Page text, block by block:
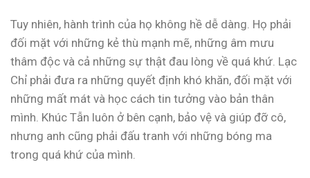
Tuy nhiên, hành trình của họ không hề dễ dàng. Họ phải
đối mặt với những kẻ thù mạnh mẽ, những âm mưu
thâm độc và cả những sự thật đau lòng về quá khứ. Lạc
Chỉ phải đưa ra những quyết định khó khăn, đối mặt với
những mất mát và học cách tin tưởng vào bản thân
mình. Khúc Tẫn luôn ở bên cạnh, bảo vệ và giúp đỡ cô,
nhưng anh cũng phải đấu tranh với những bóng ma
trong quá khứ của mình.